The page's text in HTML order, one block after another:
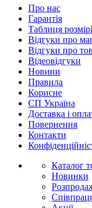
Про нас
Гарантія
Таблиця
Відгуки про
Відгуки про
Відеовідгуки
Новини
Правила
Корисне
СП Україна
Доставка і
Повернення
Контакти
Каталог
Новинки